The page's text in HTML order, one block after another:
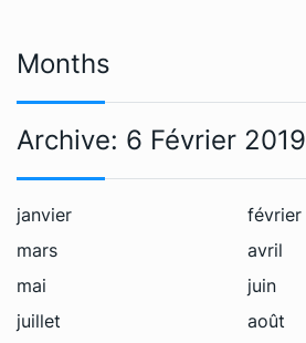
Months
Archive: 6 Février 2019
janvier
février
mars
avril
mai
juin
juillet
août